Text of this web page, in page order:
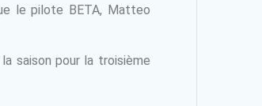
le pilote BETA, Matteo
saison pour la troisième